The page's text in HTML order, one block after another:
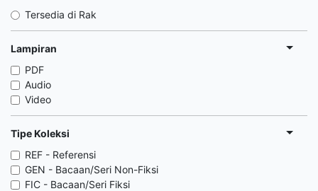
Tersedia di Rak
Lampiran
PDF
Audio
Video
Tipe Koleksi
REF - Referensi
GEN - Bacaan/Seri Non-Fiksi
FIC - Bacaan/Seri Fiksi